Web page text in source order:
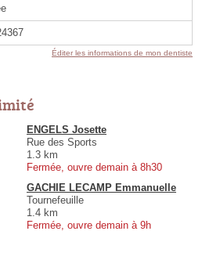
Éditer les informations de mon dentiste
ENGELS Josette
Rue des Sports
1.3 km
Fermée, ouvre demain à 8h30
GACHIE LECAMP Emmanuelle
Tournefeuille
1.4 km
Fermée, ouvre demain à 9h